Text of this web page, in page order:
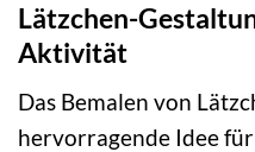
Lätzchen-
Aktivität
Das Bemalen von
hervorragende Idee